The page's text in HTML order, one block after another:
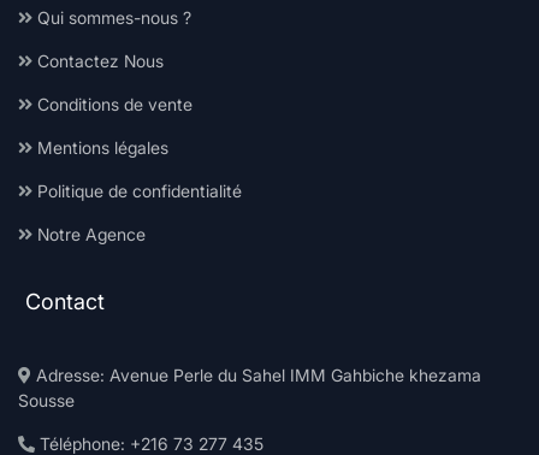
Qui sommes-nous ?
Contactez Nous
Conditions de vente
Mentions légales
Politique de confidentialité
Notre Agence
Contact
Adresse: Avenue Perle du Sahel IMM Gahbiche khezama
Sousse
Téléphone: +216 73 277 435